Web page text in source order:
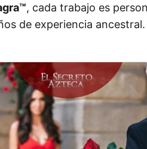
, cada trabajo es
de experiencia ancestral.